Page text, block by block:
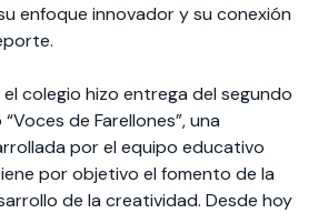
enfoque innovador y su conexión
colegio hizo entrega del segundo
de Farellones”, una
por el equipo educativo
por objetivo el fomento de la
de la creatividad. Desde hoy